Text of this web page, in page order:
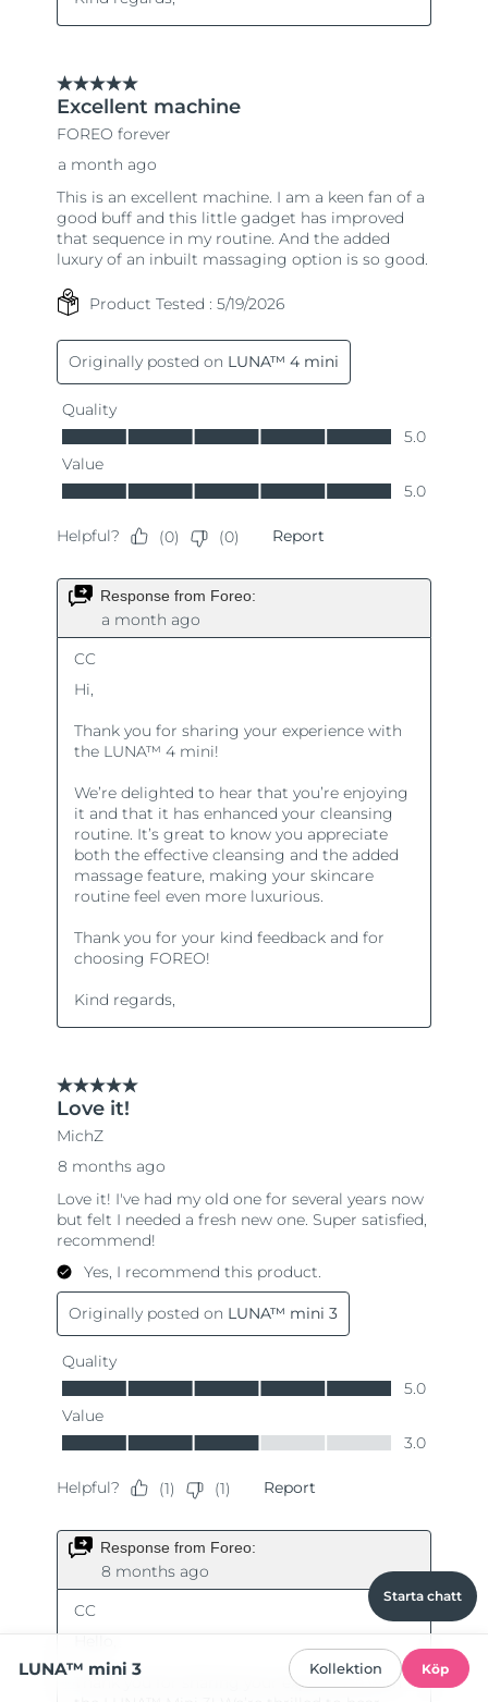
Starta chatt
LUNA™ mini 3 Kollektion Köp